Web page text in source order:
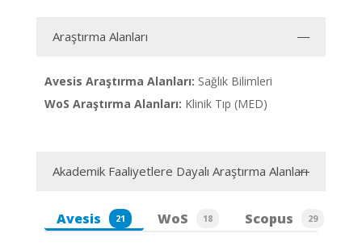
Araştırma Alanları
Avesis Araştırma Alanları: Sağlık Bilimleri
WoS Araştırma Alanları: Klinik Tıp (MED)
Akademik Faaliyetlere Dayalı Araştırma Alanları
Avesis 21 WoS 18 Scopus 29